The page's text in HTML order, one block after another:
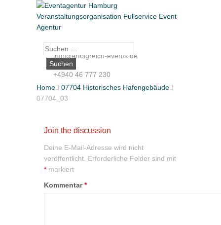
Suche
nach:
info@erfolgreich-events.de
+4940 46 777 230
Home 07704 Historisches Hafengebäude
07704_03
Join the discussion
Deine E-Mail-Adresse wird nicht
veröffentlicht. Erforderliche Felder sind mit
* markiert
Kommentar*